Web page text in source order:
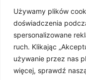
Używamy plików
doświadczenia
spersonalizowane
ruch. Klikając
używanie przez nas
więcej, sprawdź
DOBRA